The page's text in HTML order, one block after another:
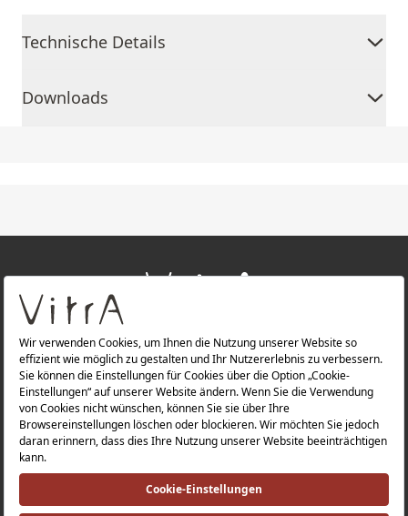
Technische Details
Downloads
ÜBER UNS
PRODUKTE